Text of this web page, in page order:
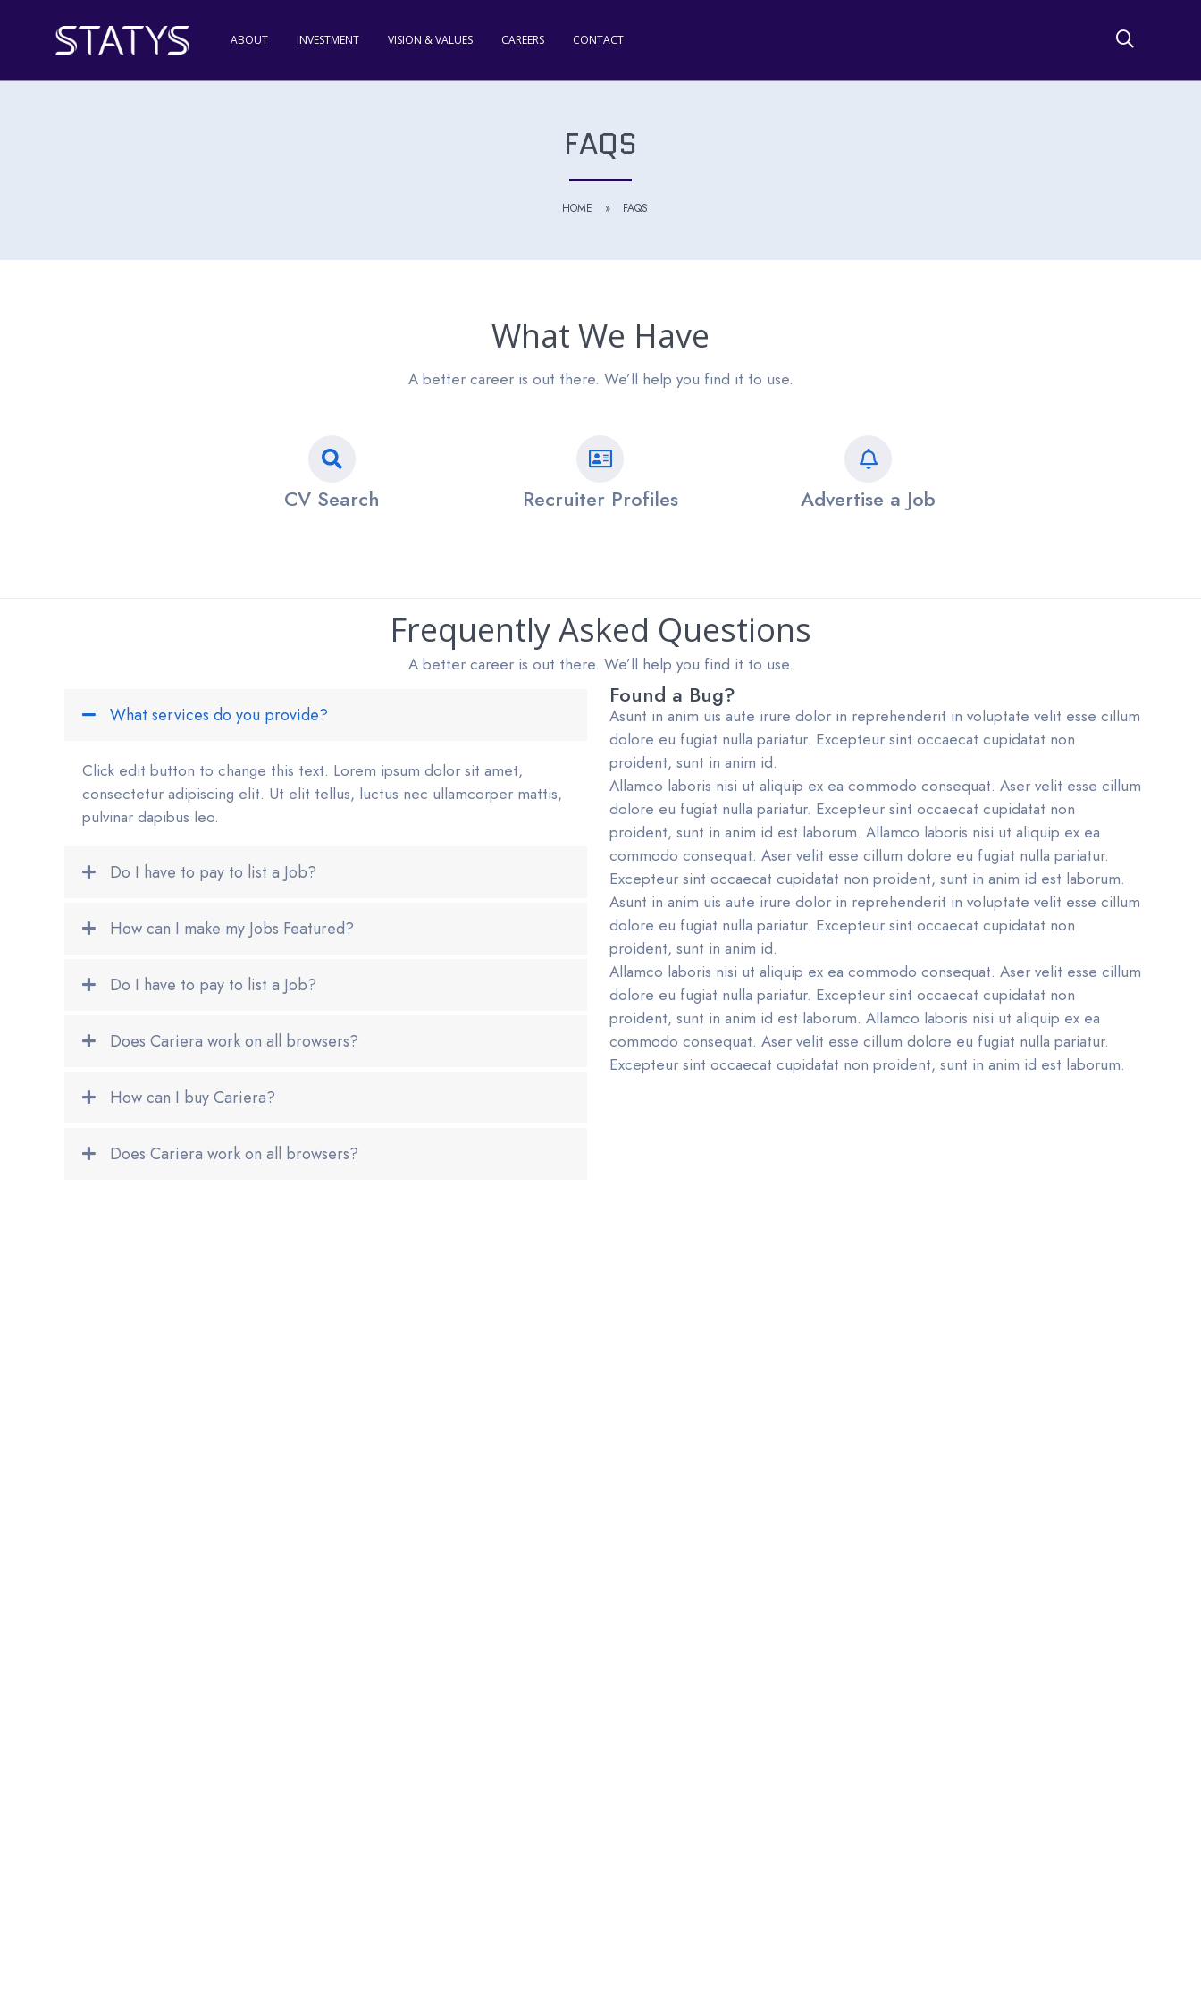
ABOUT INVESTMENT VISION & VALUES CAREERS CONTACT
FAQS
HOME » FAQS
What We Have
A better career is out there. We’ll help you find it to use.
CV Search Recruiter Profiles Advertise a Job
Frequently Asked Questions
A better career is out there. We’ll help you find it to use.
What services do you provide?
Click edit button to change this text. Lorem ipsum dolor sit amet,
consectetur adipiscing elit. Ut elit tellus, luctus nec ullamcorper mattis,
pulvinar dapibus leo.
Do I have to pay to list a Job?
How can I make my Jobs Featured?
Do I have to pay to list a Job?
Does Cariera work on all browsers?
How can I buy Cariera?
Does Cariera work on all browsers?
Found a Bug?
Asunt in anim uis aute irure dolor in reprehenderit in voluptate velit esse cillum
dolore eu fugiat nulla pariatur. Excepteur sint occaecat cupidatat non
proident, sunt in anim id.
Allamco laboris nisi ut aliquip ex ea commodo consequat. Aser velit esse cillum
dolore eu fugiat nulla pariatur. Excepteur sint occaecat cupidatat non
proident, sunt in anim id est laborum. Allamco laboris nisi ut aliquip ex ea
commodo consequat. Aser velit esse cillum dolore eu fugiat nulla pariatur.
Excepteur sint occaecat cupidatat non proident, sunt in anim id est laborum.
Asunt in anim uis aute irure dolor in reprehenderit in voluptate velit esse cillum
dolore eu fugiat nulla pariatur. Excepteur sint occaecat cupidatat non
proident, sunt in anim id.
Allamco laboris nisi ut aliquip ex ea commodo consequat. Aser velit esse cillum
dolore eu fugiat nulla pariatur. Excepteur sint occaecat cupidatat non
proident, sunt in anim id est laborum. Allamco laboris nisi ut aliquip ex ea
commodo consequat. Aser velit esse cillum dolore eu fugiat nulla pariatur.
Excepteur sint occaecat cupidatat non proident, sunt in anim id est laborum.